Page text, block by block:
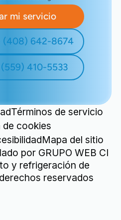
mi servicio
(408) 642-8674
410-5533
por GRUPO WEB CI
y refrigeración de
reservados
Términos de servicio
de cookies
Mapa del sitio